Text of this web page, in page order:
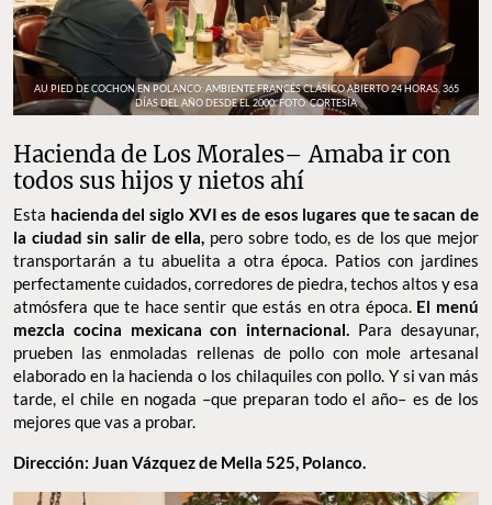
AU PIED DE COCHON EN POLANCO: AMBIENTE FRANCÉS CLÁSICO ABIERTO 24 HORAS, 365
DÍAS DEL AÑO DESDE EL 2000. FOTO: CORTESÍA
Hacienda de Los Morales– Amaba ir con
todos sus hijos y nietos ahí
Esta hacienda del siglo XVI es de esos lugares que te sacan de
la ciudad sin salir de ella, pero sobre todo, es de los que mejor
transportarán a tu abuelita a otra época. Patios con jardines
perfectamente cuidados, corredores de piedra, techos altos y esa
atmósfera que te hace sentir que estás en otra época.El menú
mezcla cocina mexicana con internacional. Para desayunar,
prueben las enmoladas rellenas de pollo con mole artesanal
elaborado en la hacienda o los chilaquiles con pollo. Y si van más
tarde, el chile en nogada –que preparan todo el año– es de los
mejores que vas a probar.
Dirección: Juan Vázquez de Mella 525, Polanco.